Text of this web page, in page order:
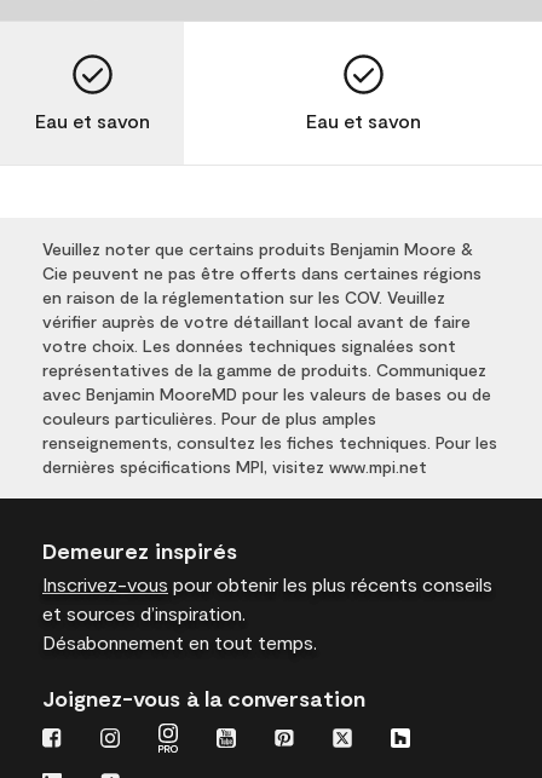
Eau et savon Eau et savon
Veuillez noter que certains produits Benjamin Moore &
Cie peuvent ne pas être offerts dans certaines régions
en raison de la réglementation sur les COV. Veuillez
vérifier auprès de votre détaillant local avant de faire
votre choix. Les données techniques signalées sont
représentatives de la gamme de produits. Communiquez
avec Benjamin MooreMD pour les valeurs de bases ou de
couleurs particulières. Pour de plus amples
renseignements, consultez les fiches techniques. Pour les
dernières spécifications MPI, visitez www.mpi.net
Demeurez inspirés
Inscrivez-vous pour obtenir les plus récents conseils
et sources d’inspiration.
Désabonnement en tout temps.
Joignez-vous à la conversation